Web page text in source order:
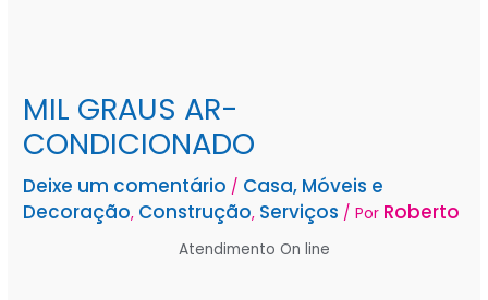
MIL GRAUS AR-
CONDICIONADO
Deixe um comentário / Casa, Móveis e
Decoração, Construção, Serviços / Por Roberto
Atendimento On line